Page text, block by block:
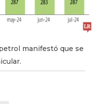
manifestó que se